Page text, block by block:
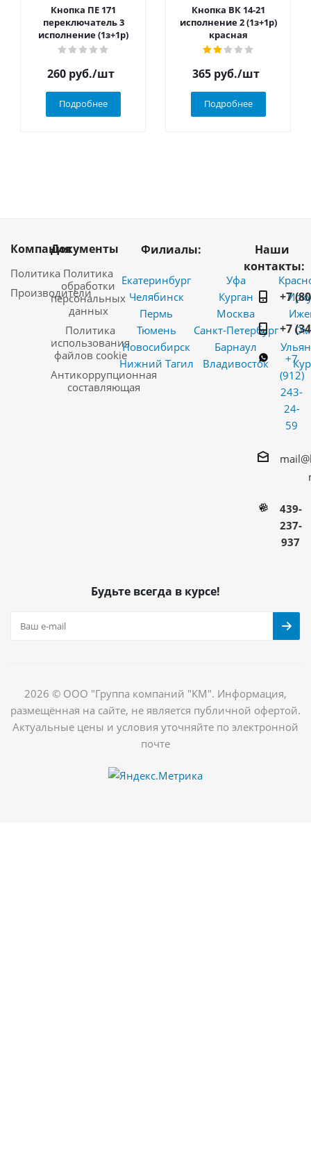
Кнопка ПЕ 171
переключатель 3
исполнение (1з+1р)
260 руб./шт
Подробнее
Кнопка ВК 14-21
исполнение 2 (1з+1р)
красная
365 руб./шт
Подробнее
Компания
Политика
Производители
Документы
Политика
обработки
персональных
данных
Политика
использования
файлов cookie
Антикоррупционная
составляющая
Филиалы:
Екатеринбург
Челябинск
Пермь
Тюмень
Новосибирск
Нижний Тагил
Уфа
Курган
Москва
Санкт-Петербург
Барнаул
Владивосток
Наши
контакты:
+7
+7
+7
(912)
243-
24-
59
439-
237-
937
Будьте всегда в курсе!
2026 © ООО "Группа компаний "КМ". Информация,
размещённая на сайте, не является публичной офертой.
Актуальные цены и условия уточняйте по электронной
почте